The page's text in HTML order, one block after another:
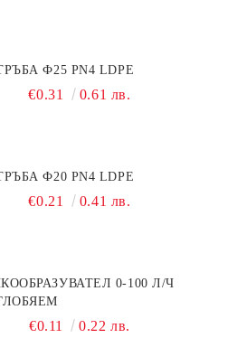
Ф25 PN4 LDPE
€0.31 0.61 лв.
Ф20 PN4 LDPE
€0.21 0.41 лв.
0-100 Л/Ч
€0.11 0.22 лв.